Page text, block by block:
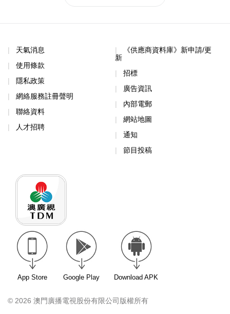
天氣消息
使用條款
隱私政策
網絡服務註冊聲明
聯絡資料
人才招聘
《供應商資料庫》新申請/更
新
招標
廣告資訊
內部電郵
網站地圖
通知
節目投稿
App Store Google Play Download APK
© 2026 澳門廣播電視股份有限公司版權所有